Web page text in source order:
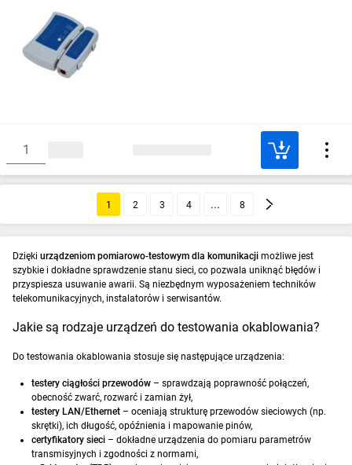
1 2 3 4 8
Dzięki urządzeniom pomiarowo-testowym dla komunikacji możliwe jest
szybkie i dokładne sprawdzenie stanu sieci, co pozwala uniknąć błędów i
przyspiesza usuwanie awarii. Są niezbędnym wyposażeniem techników
telekomunikacyjnych, instalatorów i serwisantów.
Jakie są rodzaje urządzeń do testowania okablowania?
Do testowania okablowania stosuje się następujące urządzenia:
testery ciągłości przewodów – sprawdzają poprawność połączeń,
obecność zwarć, rozwarć i zamian żył,
testery LAN/Ethernet – oceniają strukturę przewodów sieciowych (np.
skrętki), ich długość, opóźnienia i mapowanie pinów,
certyfikatory sieci – dokładne urządzenia do pomiaru parametrów
transmisyjnych i zgodności z normami,